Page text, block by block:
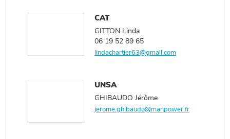
CAT
GITTON Linda
06 19 52 89 65
lindachartier63@gmail.com
UNSA
GHIBAUDO Jérôme
jerome.ghibaudo@manpower.fr